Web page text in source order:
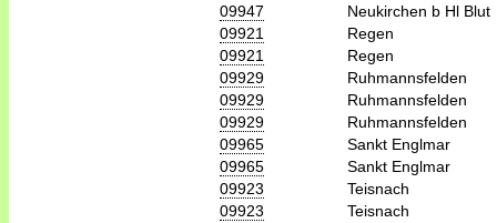
09947
Neukirchen b Hl Blut
09921
Regen
09921
Regen
09929
Ruhmannsfelden
09929
Ruhmannsfelden
09929
Ruhmannsfelden
09965
Sankt Englmar
09965
Sankt Englmar
09923
Teisnach
09923
Teisnach